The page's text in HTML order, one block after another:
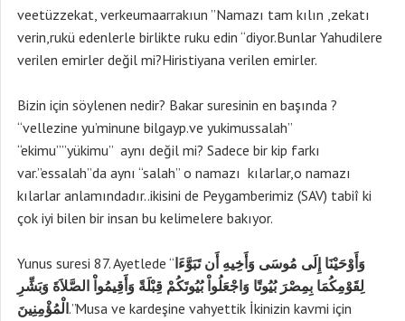
veetüzzekat, verkeumaarrakıun ”Namazı tam kılın ,zekatı
verin,rukü edenlerle birlikte ruku edin “diyor.Bunlar Yahudilere
verilen emirler değil mi?Hiristiyana verilen emirler.
Bizin için söylenen nedir? Bakar suresinin en başında ?
“vellezine yu’minune bilgayp.ve yukimussalah”
“ekimu””yükimu” aynı değil mi? Sadece bir kip farkı
var.”essalah”da aynı “salah” o namazı kılarlar,o namazı
kılarlar anlamındadır..ikisini de Peygamberimiz (SAV) tabiî ki
çok iyi bilen bir insan bu kelimelere bakıyor.
Yunus suresi 87. Ayetlede “وَأَوْحَيْنَا إِلَى مُوسَى وَأَخِيهِ أَن تَبَوَّءَا
لِقَوْمِكُمَا بِمِصْرَ بُيُوتًا وَاجْعَلُواْ بُيُوتَكُمْ قِبْلَةً وَأَقِيمُواْ الصَّلاَةَ وَبَشِّرِ
الْمُؤْمِنِينَ.”Musa ve kardeşine vahyettik İkinizin kavmi için